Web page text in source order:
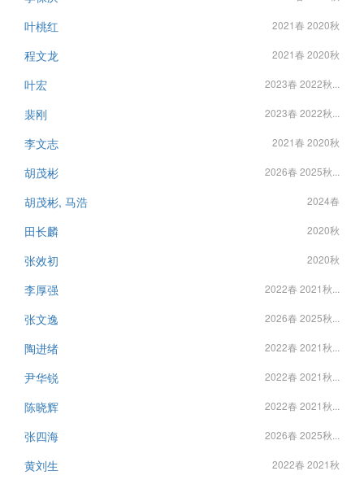
叶桃红 2021春 2020秋
程文龙 2021春 2020秋
叶宏 2023春 2022秋...
裴刚 2023春 2022秋...
李文志 2021春 2020秋
胡茂彬 2026春 2025秋...
胡茂彬, 马浩 2024春
田长麟 2020秋
张效初 2020秋
李厚强 2022春 2021秋...
张文逸 2026春 2025秋...
陶进绪 2022春 2021秋...
尹华锐 2022春 2021秋...
陈晓辉 2022春 2021秋...
张四海 2026春 2025秋...
黄刘生 2022春 2021秋